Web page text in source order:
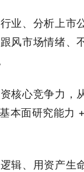
业、分析上市
风市场情绪、
核心竞争力，
本面研究能力
辑、用资产生